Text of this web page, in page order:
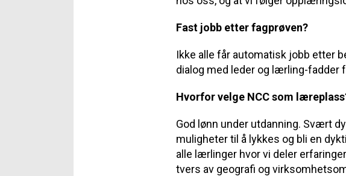
Fast jobb etter fagprøven?
Ikke alle får automatisk jobb etter
dialog med leder og lærling-fadder
Hvorfor velge NCC som
God lønn under utdanning. Svært
muligheter til å lykkes og bli en
alle lærlinger hvor vi deler
tvers av geografi og